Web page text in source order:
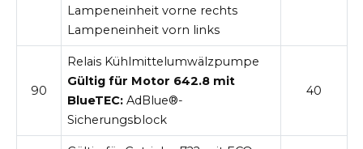
Lampeneinheit vorne rechts
Lampeneinheit vorn links
90
Relais Kühlmittelumwälzpumpe
Gültig für Motor 642.8 mit
BlueTEC: AdBlue®-
Sicherungsblock
40